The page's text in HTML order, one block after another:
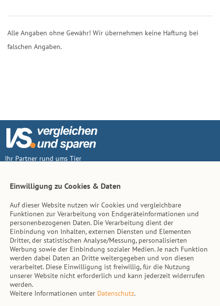
Alle Angaben ohne Gewähr! Wir übernehmen keine Haftung bei
falschen Angaben.
Ihr Partner rund ums Tier
Inhalt
Tierarzt-Suche
Hinweise
AGB
Impressum
Datenschutz
Einwilligung zu Cookies & Daten
Auf dieser Website nutzen wir Cookies und vergleichbare
Funktionen zur Verarbeitung von Endgeräteinformationen und
personenbezogenen Daten. Die Verarbeitung dient der
Einbindung von Inhalten, externen Diensten und Elementen
Dritter, der statistischen Analyse/Messung, personalisierten
Werbung sowie der Einbindung sozialer Medien. Je nach Funktion
werden dabei Daten an Dritte weitergegeben und von diesen
verarbeitet. Diese Einwilligung ist freiwillig, für die Nutzung
unserer Website nicht erforderlich und kann jederzeit widerrufen
werden.
Weitere Informationen unter Datenschutz.